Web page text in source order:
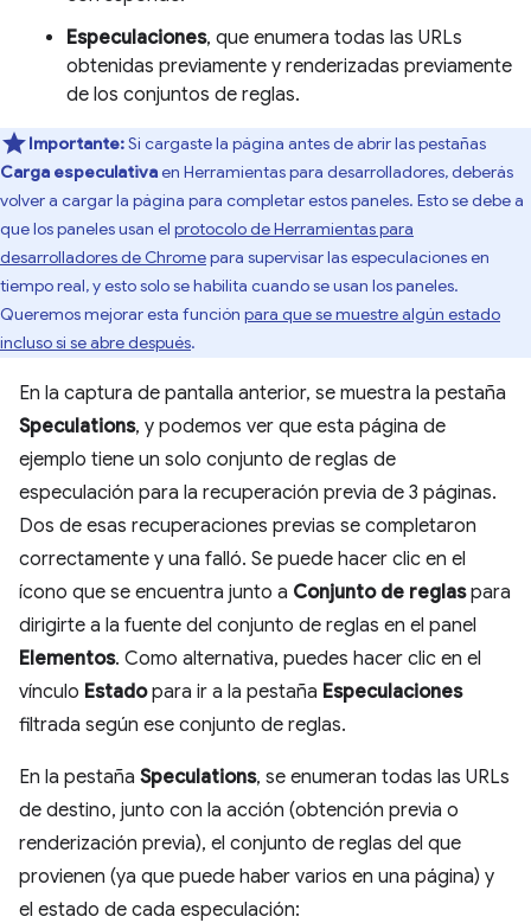
Especulaciones, que enumera todas las URLs
obtenidas previamente y renderizadas previamente
de los conjuntos de reglas.
Importante:Si cargaste la página antes de abrir las pestañas
Carga especulativaen Herramientas para desarrolladores, deberás
volver a cargar la página para completar estos paneles. Esto se debe a
que los paneles usan el protocolo de Herramientas para
desarrolladores de Chromepara supervisar las especulaciones en
tiempo real, y esto solo se habilita cuando se usan los paneles.
Queremos mejorar esta función para que se muestre algún estado
incluso si se abre después.
En la captura de pantalla anterior, se muestra la pestaña
Speculations, y podemos ver que esta página de
ejemplo tiene un solo conjunto de reglas de
especulación para la recuperación previa de 3 páginas.
Dos de esas recuperaciones previas se completaron
correctamente y una falló. Se puede hacer clic en el
ícono que se encuentra junto a Conjunto de reglaspara
dirigirte a la fuente del conjunto de reglas en el panel
Elementos. Como alternativa, puedes hacer clic en el
vínculo Estadopara ir a la pestaña Especulaciones
filtrada según ese conjunto de reglas.
En la pestaña Speculations, se enumeran todas las URLs
de destino, junto con la acción (obtención previa o
renderización previa), el conjunto de reglas del que
provienen (ya que puede haber varios en una página) y
el estado de cada especulación: